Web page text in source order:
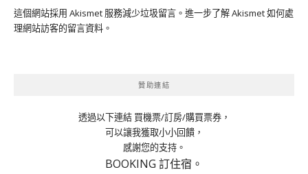
這個網站採用 Akismet 服務減少垃圾留言。 進一步了解 Akismet 如何處
理網站訪客的留言資料 。
贊助連結
透過以下連結 買機票/訂房/購買票券，
可以讓我獲取小小回饋，
感謝您的支持。
BOOKING 訂住宿。